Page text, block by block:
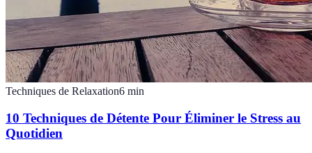
Techniques de Relaxation6 min
10 Techniques de Détente Pour Éliminer le Stress au
Quotidien